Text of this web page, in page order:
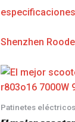
especificaciones
Shenzhen
Patinetes eléctricos